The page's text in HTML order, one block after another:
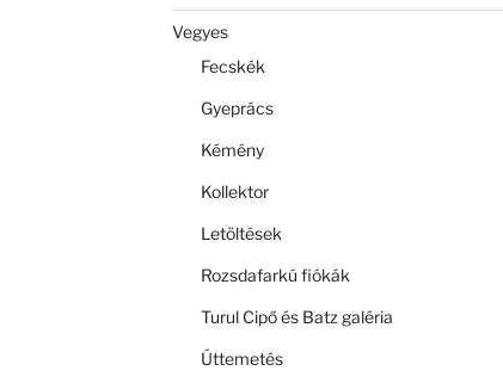
Vegyes
Fecskék
Gyeprács
Kémény
Kollektor
Letöltések
Rozsdafarkú fiókák
Turul Cipő és Batz galéria
Úttemetés